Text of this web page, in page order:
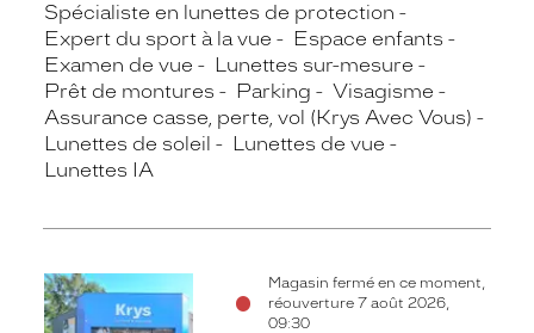
Spécialiste en lunettes de protection
Expert du sport à la vue
Espace enfants
Examen de vue
Lunettes sur-mesure
Prêt de montures
Parking
Visagisme
Assurance casse, perte, vol (Krys Avec Vous)
Lunettes de soleil
Lunettes de vue
Lunettes IA
Magasin fermé en ce moment,
réouverture 7 août 2026,
09:30